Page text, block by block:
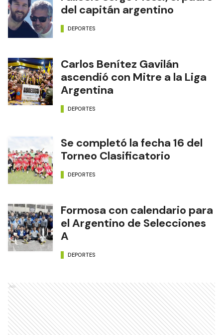
del capitán argentino
DEPORTES
Carlos Benítez Gavilán
ascendió con Mitre a la Liga
Argentina
DEPORTES
Se completó la fecha 16 del
Torneo Clasificatorio
DEPORTES
Formosa con calendario para
el Argentino de Selecciones
A
DEPORTES
Ads